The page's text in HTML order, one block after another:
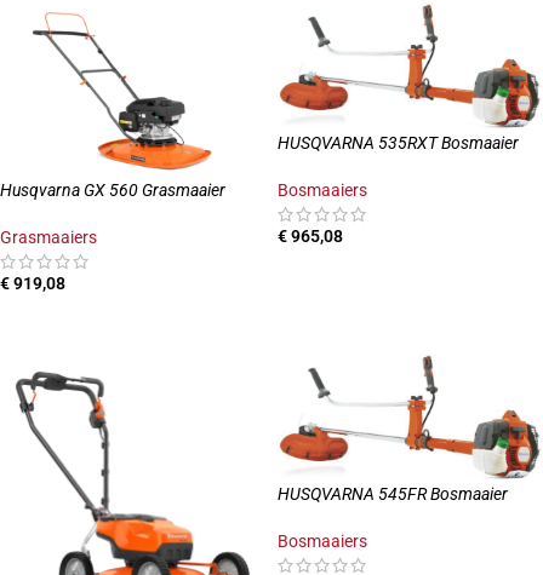
Husqvarna GX 560 Grasmaaier
Grasmaaiers
€919,08
HUSQVARNA 535RXT Bosmaaier
Bosmaaiers
€965,08
HUSQVARNA 545FR Bosmaaier
Bosmaaiers